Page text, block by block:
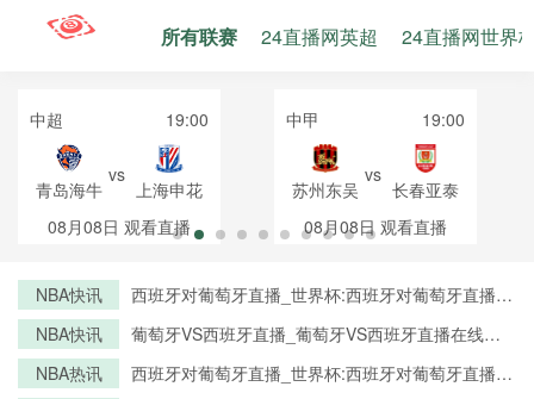
所有联赛 24直播网英超 24直播网世界
中超 19:00
青岛海牛
vs
上海申花
08月08日 观看直播
中甲 19:00
苏州东吴
vs
长春亚泰
08月08日 观看直播
NBA快讯
西班牙对葡萄牙直播_世界杯:西班牙对葡萄牙直播免
清无插件
NBA快讯
葡萄牙VS西班牙直播_葡萄牙VS西班牙直播在线观
NBA热讯
西班牙对葡萄牙直播_世界杯:西班牙对葡萄牙直播免